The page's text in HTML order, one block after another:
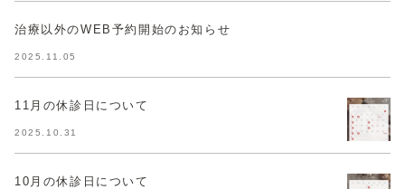
治療以外のWEB予約開始のお知らせ
2025.11.05
11月の休診日について
2025.10.31
10月の休診日について